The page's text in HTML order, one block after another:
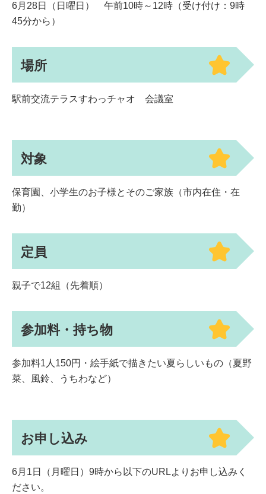
6月28日（日曜日） 午前10時～12時（受け付け：9時
45分から）
場所
駅前交流テラスすわっチャオ 会議室
対象
保育園、小学生のお子様とそのご家族（市内在住・在
勤）
定員
親子で12組（先着順）
参加料・持ち物
参加料1人150円・絵手紙で描きたい夏らしいもの（夏野
菜、風鈴、うちわなど）
お申し込み
6月1日（月曜日）9時から以下のURLよりお申し込みく
ださい。